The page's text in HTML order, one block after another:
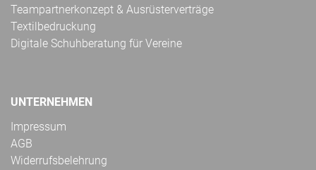
Teampartnerkonzept & Ausrüsterverträge
Textilbedruckung
Digitale Schuhberatung für Vereine
UNTERNEHMEN
Impressum
AGB
Widerrufsbelehrung